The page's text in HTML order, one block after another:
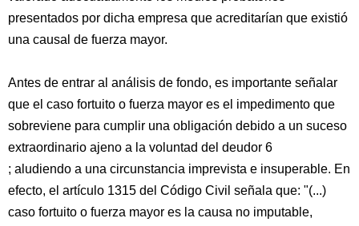
presentados por dicha empresa que acreditarían que existió
una causal de fuerza mayor.
Antes de entrar al análisis de fondo, es importante señalar
que el caso fortuito o fuerza mayor es el impedimento que
sobreviene para cumplir una obligación debido a un suceso
extraordinario ajeno a la voluntad del deudor 6
; aludiendo a una circunstancia imprevista e insuperable. En
efecto, el artículo 1315 del Código Civil señala que: "(...)
caso fortuito o fuerza mayor es la causa no imputable,